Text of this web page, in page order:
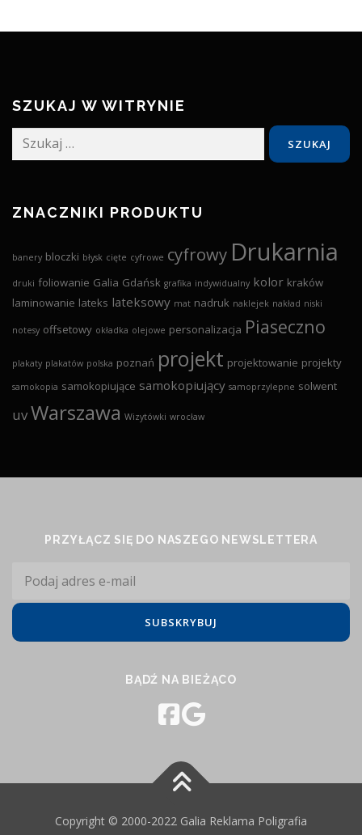
SZUKAJ W WITRYNIE
Szukaj:
ZNACZNIKI PRODUKTU
banery bloczki błysk cięte cyfrowe cyfrowy Drukarnia
druki foliowanie Galia Gdańsk grafika indywidualny kolor kraków
laminowanie lateks lateksowy mat nadruk naklejek nakład niski
notesy offsetowy okładka olejowe personalizacja Piaseczno
plakaty plakatów polska poznań projekt projektowanie projekty
samokopia samokopiujące samokopiujący samoprzylepne solwent
uvWarszawa Wizytówki wrocław
PRZYŁĄCZ SIĘ DO NASZEGO NEWSLETTERA
BĄDŹ NA BIEŻĄCO
Copyright © 2000-2022 Galia Reklama Poligrafia